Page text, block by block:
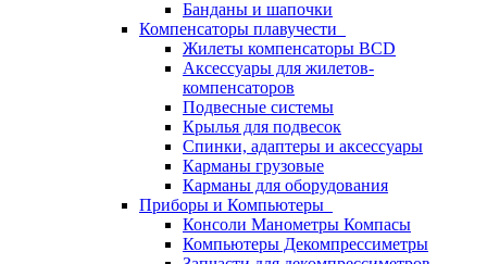
Банданы и шапочки
Компенсаторы плавучести
Жилеты компенсаторы BCD
Аксессуары для жилетов-
компенсаторов
Подвесные системы
Крылья для подвесок
Спинки, адаптеры и аксессуары
Карманы грузовые
Карманы для оборудования
Приборы и Компьютеры
Консоли Манометры Компасы
Компьютеры Декомпрессиметры